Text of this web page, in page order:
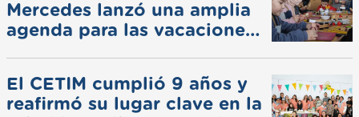
Mercedes lanzó una amplia
agenda para las vacaciones
El CETIM cumplió 9 años y
reafirmó su lugar clave en la